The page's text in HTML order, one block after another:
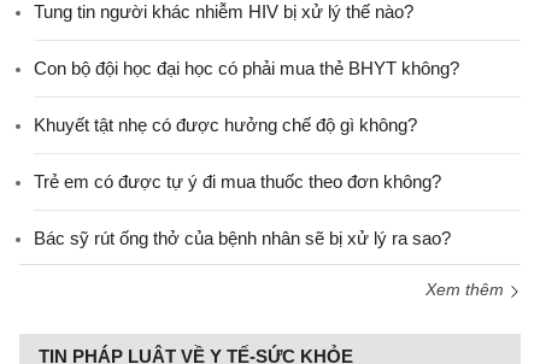
Tung tin người khác nhiễm HIV bị xử lý thế nào?
Con bộ đội học đại học có phải mua thẻ BHYT không?
Khuyết tật nhẹ có được hưởng chế độ gì không?
Trẻ em có được tự ý đi mua thuốc theo đơn không?
Bác sỹ rút ống thở của bệnh nhân sẽ bị xử lý ra sao?
Xem thêm
TIN PHÁP LUẬT VỀ Y TẾ-SỨC KHỎE